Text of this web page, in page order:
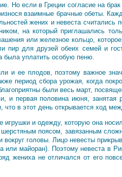
Но если в Греции согласие на
взаимные брачные обеты.
жених и невеста считались
на который приглашались
или железное кольцо,
пир для друзей обеих семей и
была уплатить особую пеню.
и ее плодов, поэтому важное
период сбора урожая, когда
были весь март,
первая половина июня, занятая
в этот день открывается ход
игрушки и одежду, которую она
поясом, завязанным
головы. Лицо невесты
или майоран). Поэтому невеста в
жениха не отличался от его